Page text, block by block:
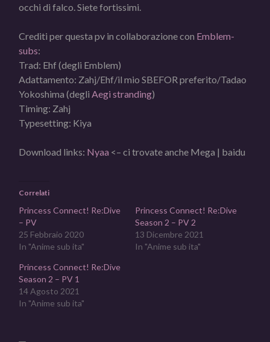
occhi di falco. Siete fortissimi.
Crediti per questa pv in collaborazione con Emblem-
subs:
Trad: Ehf (degli Emblem)
Adattamento: Zahj/Ehf/il mio SBEFOR preferito/Tadao
Yokoshima (degli Aegi stranding)
Timing: Zahj
Typesetting: Kiya
Download links: Nyaa <– ci trovate anche Mega | baidu
Correlati
Princess Connect! Re:Dive
– PV
25 Febbraio 2020
In "Anime sub ita"
Princess Connect! Re:Dive
Season 2 – PV 2
13 Dicembre 2021
In "Anime sub ita"
Princess Connect! Re:Dive
Season 2 – PV 1
14 Agosto 2021
In "Anime sub ita"